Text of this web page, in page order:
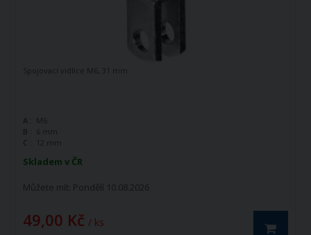
Skladem v ČR
Můžete mít: Pondělí 10.08.2026
49,00 Kč / ks
Spojovací vidlice M6, 31 mm
A : M6
B : 6 mm
C :
12 mm